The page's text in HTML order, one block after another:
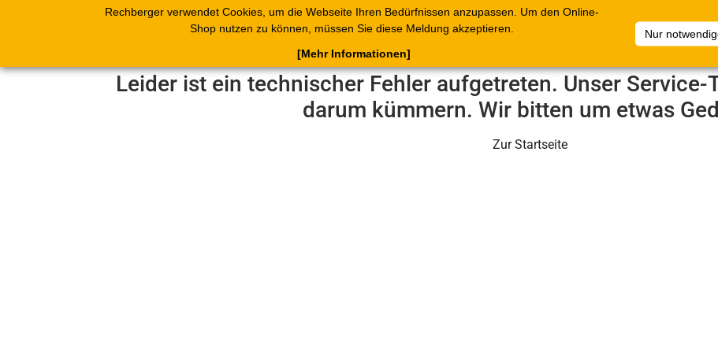
Rechberger verwendet Cookies, um die Webseite Ihren Bedürfnissen anzupassen. Um den Online-
Shop nutzen zu können, müssen Sie diese Meldung akzeptieren.
Nur
[Mehr Informationen]
Shop Blätterkataloge Warenkorb Belege Artikelsammlungen
Leider ist ein technischer Fehler aufgetreten. Unser
darum kümmern. Wir bitten um etwas
Zur Startseite